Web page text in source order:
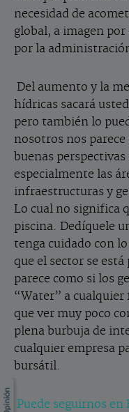
necesidad de
global, a imagen
por la
Del aumento y la
hídricas sacará
pero también lo
nosotros nos parece
buenas
especialmente las
infraestructuras y
Lo cual no significa
piscina. Dedíquele
tenga cuidado con
que el sector se
parece como si los
“Water” a
que ver muy poco
plena burbuja de
cualquier empresa
bursátil.
Puede seguirnos en